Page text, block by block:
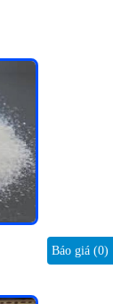
Báo giá (0)